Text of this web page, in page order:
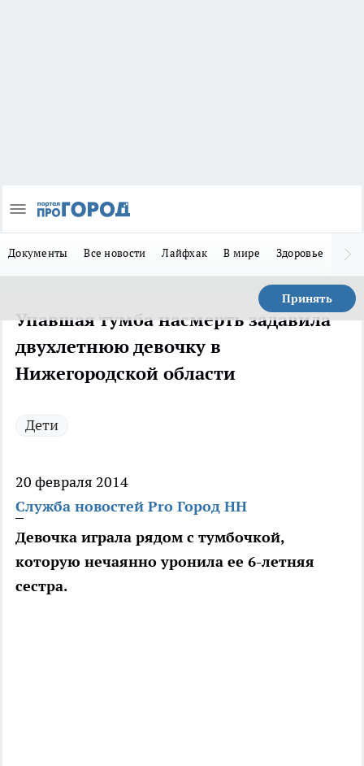
Документы Все новости Лайфхак В мире Здоровье
Принять
Упавшая тумба насмерть задавила
двухлетнюю девочку в
Нижегородской области
Дети
20 февраля 2014
Служба новостей Pro Город НН
Девочка играла рядом с тумбочкой,
которую нечаянно уронила ее 6-летняя
сестра.